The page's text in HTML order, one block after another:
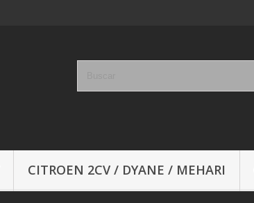
CITROEN 2CV / DYANE / MEHARI